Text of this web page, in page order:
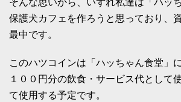
保護犬カフェを作ろうと思っており、
最中です。
このハツコインは「ハッちゃん食堂」
１００円分の飲食・サービス代として
て使用する予定です。